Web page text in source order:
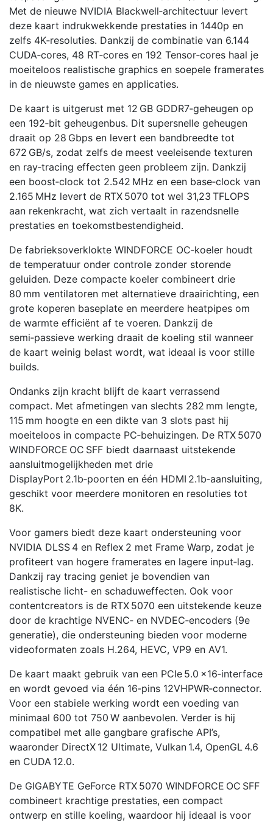
Met de nieuwe NVIDIA Blackwell‑architectuur levert
deze kaart indrukwekkende prestaties in 1440p en
zelfs 4K‑resoluties. Dankzij de combinatie van 6.144
CUDA‑cores, 48 RT‑cores en 192 Tensor‑cores haal je
moeiteloos realistische graphics en soepele framerates
in de nieuwste games en applicaties.
De kaart is uitgerust met 12 GB GDDR7‑geheugen op
een 192‑bit geheugenbus. Dit supersnelle geheugen
draait op 28 Gbps en levert een bandbreedte tot
672 GB/s, zodat zelfs de meest veeleisende texturen
en ray‑tracing effecten geen probleem zijn. Dankzij
een boost‑clock tot 2.542 MHz en een base‑clock van
2.165 MHz levert de RTX 5070 tot wel 31,23 TFLOPS
aan rekenkracht, wat zich vertaalt in razendsnelle
prestaties en toekomstbestendigheid.
De fabrieksoverklokte WINDFORCE OC‑koeler houdt
de temperatuur onder controle zonder storende
geluiden. Deze compacte koeler combineert drie
80 mm ventilatoren met alternatieve draairichting, een
grote koperen baseplate en meerdere heatpipes om
de warmte efficiënt af te voeren. Dankzij de
semi‑passieve werking draait de koeling stil wanneer
de kaart weinig belast wordt, wat ideaal is voor stille
builds.
Ondanks zijn kracht blijft de kaart verrassend
compact. Met afmetingen van slechts 282 mm lengte,
115 mm hoogte en een dikte van 3 slots past hij
moeiteloos in compacte PC‑behuizingen. De RTX 5070
WINDFORCE OC SFF biedt daarnaast uitstekende
aansluitmogelijkheden met drie
DisplayPort 2.1b‑poorten en één HDMI 2.1b‑aansluiting,
geschikt voor meerdere monitoren en resoluties tot
8K.
Voor gamers biedt deze kaart ondersteuning voor
NVIDIA DLSS 4 en Reflex 2 met Frame Warp, zodat je
profiteert van hogere framerates en lagere input‑lag.
Dankzij ray tracing geniet je bovendien van
realistische licht- en schaduweffecten. Ook voor
contentcreators is de RTX 5070 een uitstekende keuze
door de krachtige NVENC‑ en NVDEC‑encoders (9e
generatie), die ondersteuning bieden voor moderne
videoformaten zoals H.264, HEVC, VP9 en AV1.
De kaart maakt gebruik van een PCIe 5.0 ×16‑interface
en wordt gevoed via één 16‑pins 12VHPWR‑connector.
Voor een stabiele werking wordt een voeding van
minimaal 600 tot 750 W aanbevolen. Verder is hij
compatibel met alle gangbare grafische API’s,
waaronder DirectX 12 Ultimate, Vulkan 1.4, OpenGL 4.6
en CUDA 12.0.
De GIGABYTE GeForce RTX 5070 WINDFORCE OC SFF
combineert krachtige prestaties, een compact
ontwerp en stille koeling, waardoor hij ideaal is voor